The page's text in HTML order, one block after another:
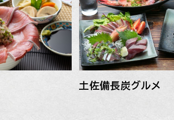
土佐備長炭グルメ